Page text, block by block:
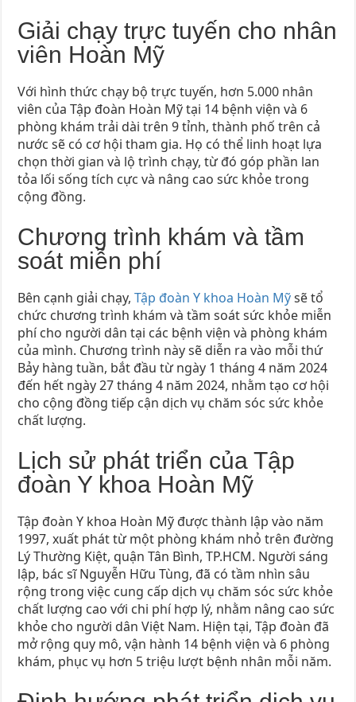
Giải chạy trực tuyến cho nhân
viên Hoàn Mỹ
Với hình thức chạy bộ trực tuyến, hơn 5.000 nhân
viên của Tập đoàn Hoàn Mỹ tại 14 bệnh viện và 6
phòng khám trải dài trên 9 tỉnh, thành phố trên cả
nước sẽ có cơ hội tham gia. Họ có thể linh hoạt lựa
chọn thời gian và lộ trình chạy, từ đó góp phần lan
tỏa lối sống tích cực và nâng cao sức khỏe trong
cộng đồng.
Chương trình khám và tầm
soát miễn phí
Bên cạnh giải chạy,Tập đoàn Y khoa Hoàn Mỹsẽ tổ
chức chương trình khám và tầm soát sức khỏe miễn
phí cho người dân tại các bệnh viện và phòng khám
của mình. Chương trình này sẽ diễn ra vào mỗi thứ
Bảy hàng tuần, bắt đầu từ ngày 1 tháng 4 năm 2024
đến hết ngày 27 tháng 4 năm 2024, nhằm tạo cơ hội
cho cộng đồng tiếp cận dịch vụ chăm sóc sức khỏe
chất lượng.
Lịch sử phát triển của Tập
đoàn Y khoa Hoàn Mỹ
Tập đoàn Y khoa Hoàn Mỹ được thành lập vào năm
1997, xuất phát từ một phòng khám nhỏ trên đường
Lý Thường Kiệt, quận Tân Bình, TP.HCM. Người sáng
lập, bác sĩ Nguyễn Hữu Tùng, đã có tầm nhìn sâu
rộng trong việc cung cấp dịch vụ chăm sóc sức khỏe
chất lượng cao với chi phí hợp lý, nhằm nâng cao sức
khỏe cho người dân Việt Nam. Hiện tại, Tập đoàn đã
mở rộng quy mô, vận hành 14 bệnh viện và 6 phòng
khám, phục vụ hơn 5 triệu lượt bệnh nhân mỗi năm.